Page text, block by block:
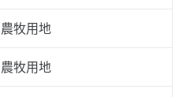
農牧用地
農牧用地